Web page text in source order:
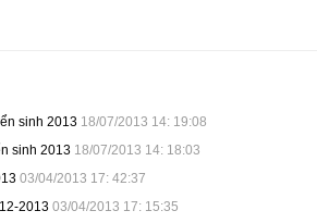
sinh 2013 18/07/2013 14: 19:08
sinh 2013 18/07/2013 14: 18:03
03/04/2013 17: 42:37
2013 03/04/2013 17: 15:35